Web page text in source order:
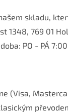
skladu,
1348, 769 01
PO - PÁ 7:00
(Visa,